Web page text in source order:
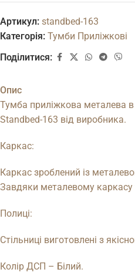
Артикул: standbed-163
Категорія: Тумби Приліжкові
Поділитися:
Опис
Тумба приліжкова металева
Standbed-163 від виробника.
Каркас:
Каркас зроблений із
Завдяки металевому каркасу
Полиці:
Стільниці виготовлені з
Колір ДСП – Білий.